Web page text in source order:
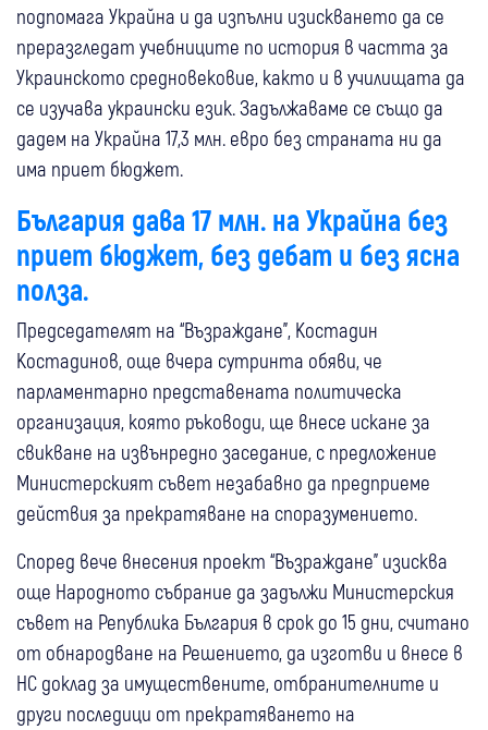
подпомага Украйна и да изпълни изискването да се
преразгледат учебниците по история в частта за
Украинското средновековие, както и в училищата да
се изучава украински език. Задължаваме се също да
дадем на Украйна 17,3 млн. евро без страната ни да
има приет бюджет.
България дава 17 млн. на Украйна без
приет бюджет, без дебат и без ясна
полза.
Председателят на “Възраждане”, Костадин
Костадинов, още вчера сутринта обяви, че
парламентарно представената политическа
организация, която ръководи, ще внесе искане за
свикване на извънредно заседание, с предложение
Министерският съвет незабавно да предприеме
действия за прекратяване на споразумението.
Според вече внесения проект “Възраждане” изисква
още Народното събрание да задължи Министерския
съвет на Република България в срок до 15 дни, считано
от обнародване на Решението, да изготви и внесе в
НС доклад за имуществените, отбранителните и
други последици от прекратяването на